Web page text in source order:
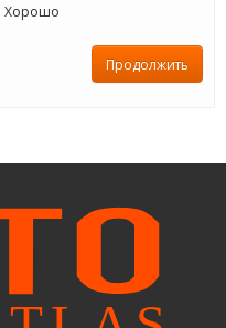
Хорошо
Продолжить